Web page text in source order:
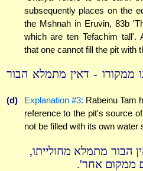
subsequently places on the
the Mshnah in Eruvin, 83b
which are ten Tefachim tall'.
that one cannot fill the pit with
ממקורו - דאין מתמלא הבור
(d) Explanation #3: Rabeinu Tam
reference to the pit's source
not be filled with its own
הבור מתמלא מחולייתו,
ממקום אחר'.